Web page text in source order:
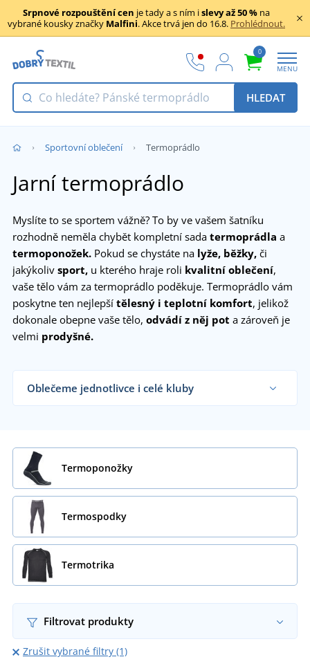
Srpnové rozpouštění cen je tady a s ním islevy až 50 % na
vybrané kousky značky Malfini. Akce trvá jen do 16.8. Prohlédnout.
0
MENU
HLEDAT
Sportovní oblečení Termoprádlo
Jarní termoprádlo
Myslíte to se sportem vážně? To by ve vašem šatníku
rozhodně neměla chybět kompletní sada termoprádla a
termoponožek. Pokud se chystáte na lyže, běžky, či
jakýkoliv sport, u kterého hraje roli kvalitní oblečení,
vaše tělo vám za termoprádlo poděkuje. Termoprádlo vám
poskytne ten nejlepší tělesný i teplotní komfort, jelikož
dokonale obepne vaše tělo, odvádí z něj pot a zároveň je
velmi prodyšné.
Oblečeme jednotlivce i celé kluby
Termoponožky
Termospodky
Termotrika
Filtrovat produkty
Zrušit vybrané filtry (1)